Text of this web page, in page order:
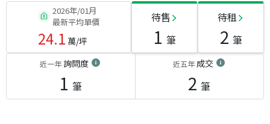
2026年/01月
最新平均單價
24.1 萬/坪
待售
1 筆
待租
2 筆
近一年詢問度
1 筆
近五年成交
2 筆